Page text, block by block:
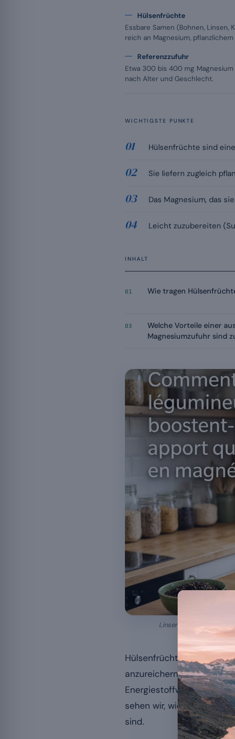
Hülsenfrüchte
Essbare Samen (Bohnen, Linsen,
reich an Magnesium,
Referenzzufuhr
Etwa 300 bis 400 mg
nach Alter und Geschlecht.
WICHTIGSTE PUNKTE
Hülsenfrüchte sind
Sie liefern zugleich
Das Magnesium, das
Leicht zuzubereiten
INHALT
01 Wie tragen
03
Welche Vorteile einer
Magnesiumzufuhr sind
Linsen, Kichererbsen,
Hülsenfrüchte zählen zu
anzureichern, einem
Energiestoffwechsel
sehen wir, wie diese
sind.